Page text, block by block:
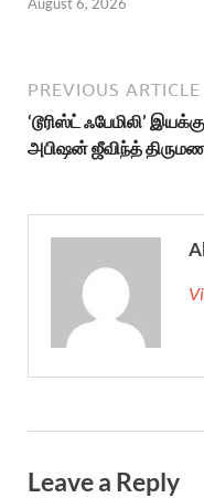
PREVIOUS ARTICLE
‘டூரிஸ்ட் ஃபேமிலி’
அபிஷன் ஜீவிந்த்
Leave a Reply